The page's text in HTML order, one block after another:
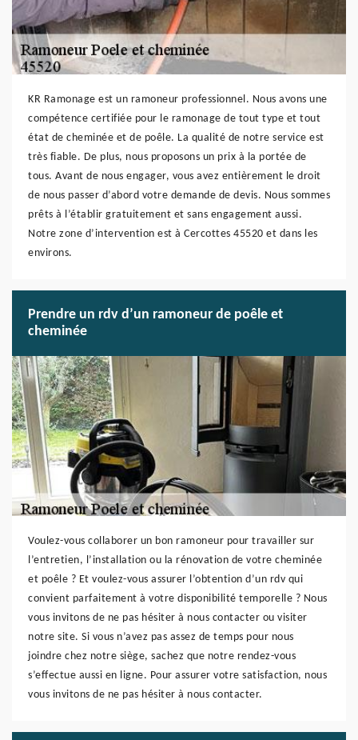
KR Ramonage est un ramoneur professionnel. Nous avons une
compétence certifiée pour le ramonage de tout type et tout
état de cheminée et de poêle. La qualité de notre service est
très fiable. De plus, nous proposons un prix à la portée de
tous. Avant de nous engager, vous avez entièrement le droit
de nous passer d’abord votre demande de devis. Nous sommes
prêts à l’établir gratuitement et sans engagement aussi.
Notre zone d’intervention est à Cercottes 45520 et dans les
environs.
Prendre un rdv d’un ramoneur de poêle et
cheminée
Voulez-vous collaborer un bon ramoneur pour travailler sur
l’entretien, l’installation ou la rénovation de votre cheminée
et poêle ? Et voulez-vous assurer l’obtention d’un rdv qui
convient parfaitement à votre disponibilité temporelle ? Nous
vous invitons de ne pas hésiter à nous contacter ou visiter
notre site. Si vous n’avez pas assez de temps pour nous
joindre chez notre siège, sachez que notre rendez-vous
s’effectue aussi en ligne. Pour assurer votre satisfaction, nous
vous invitons de ne pas hésiter à nous contacter.